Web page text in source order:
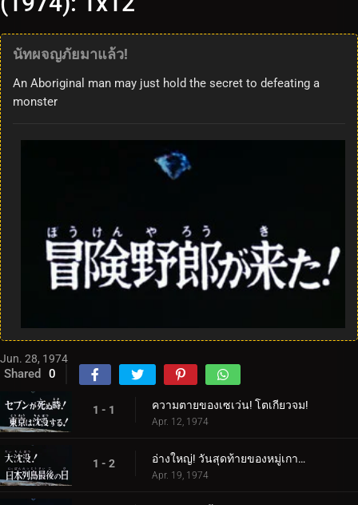
นัทผจญภัยมาแล้ว!
An Aboriginal man may just hold the secret to defeating a
monster
Jun. 28, 1974
Shared 0
1 - 1 ความตายของเซเว่น! โตเกียวจม!
Apr. 12, 1974
1 - 2 อ่างใหญ่! วันสุดท้ายของหมู่เกาะญี่ปุ่น
Apr. 19, 1974